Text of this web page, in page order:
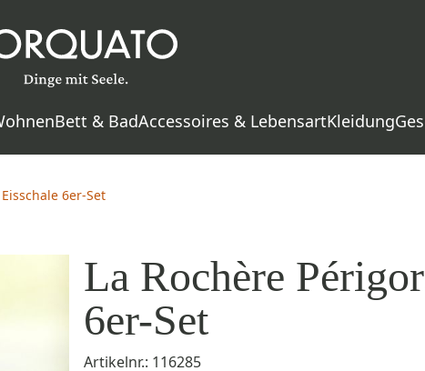
Bett & BadAccessoires & LebensartKleidung
6er-Set
La Rochère
6er-Set
Artikelnr.: 116285